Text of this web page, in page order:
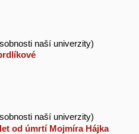
naší univerzity)
naší univerzity)
od úmrtí Mojmíra Hájka